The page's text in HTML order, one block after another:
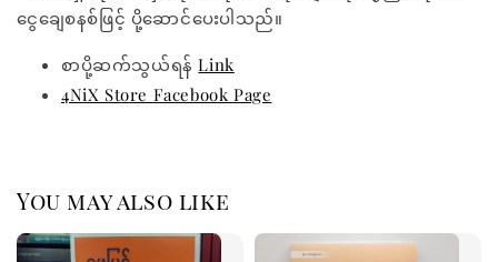
ငွေချေစနစ်ဖြင့် ပို့ဆောင်ပေးပါသည်။
စာပို့ဆက်သွယ်ရန်Link
4NiX Store Facebook Page
You may also like